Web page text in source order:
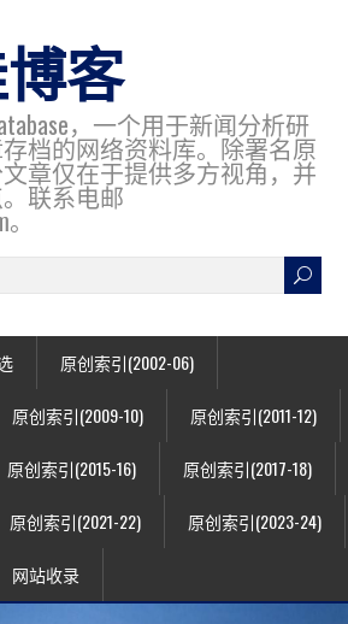
客
，一个用于新闻分析研
档的网络资料库。除署名原
章仅在于提供多方视角，并
联系电邮
原创索引(2002-06)
原创索引(2009-10) 原创索引(2011-12)
原创索引(2015-16) 原创索引(2017-18)
原创索引(2021-22) 原创索引(2023-24)
网站收录